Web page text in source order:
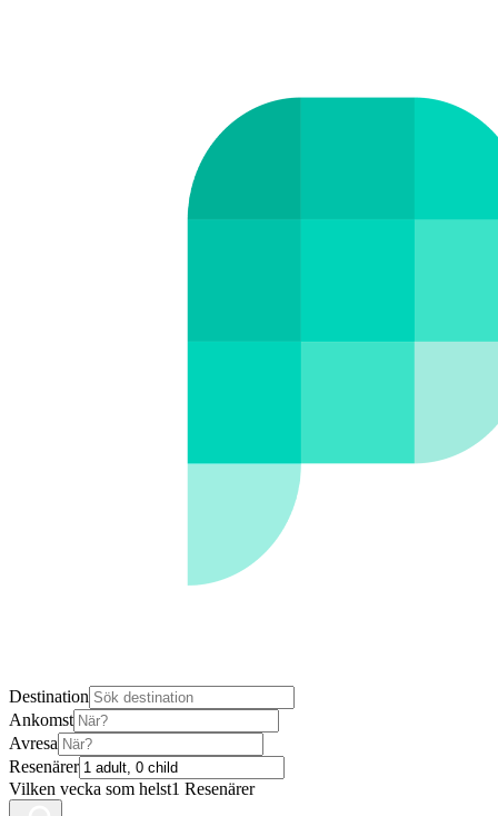
Destination
Ankomst
Avresa
Resenärer
Vilken vecka som helst1 Resenärer